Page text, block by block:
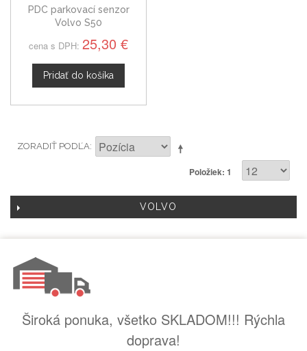
PDC parkovací senzor
Volvo S50
cena s DPH: 25,30 €
Pridať do košíka
ZORADIŤ PODĽA
Položiek: 1
VOLVO
Široká ponuka, všetko SKLADOM!!! Rýchla
doprava!